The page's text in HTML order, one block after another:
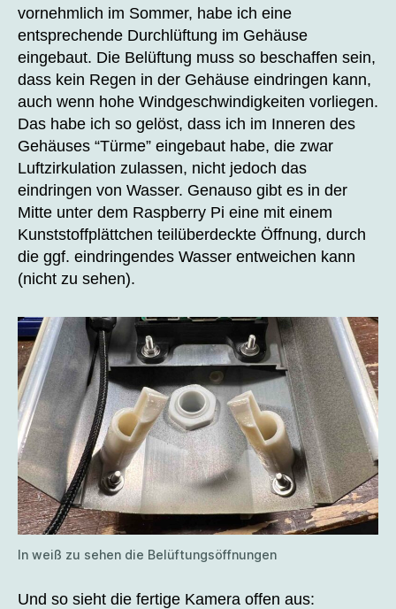
vornehmlich im Sommer, habe ich eine
entsprechende Durchlüftung im Gehäuse
eingebaut. Die Belüftung muss so beschaffen sein,
dass kein Regen in der Gehäuse eindringen kann,
auch wenn hohe Windgeschwindigkeiten vorliegen.
Das habe ich so gelöst, dass ich im Inneren des
Gehäuses “Türme” eingebaut habe, die zwar
Luftzirkulation zulassen, nicht jedoch das
eindringen von Wasser. Genauso gibt es in der
Mitte unter dem Raspberry Pi eine mit einem
Kunststoffplättchen teilüberdeckte Öffnung, durch
die ggf. eindringendes Wasser entweichen kann
(nicht zu sehen).
In weiß zu sehen die Belüftungsöffnungen
Und so sieht die fertige Kamera offen aus: